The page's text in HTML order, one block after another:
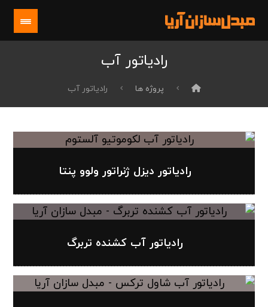
رادیاتور آب
پروژه ها رادیاتور آب
رادیاتور دیزل ژنراتور ولوو پنتا
رادیاتور آب کشنده تربرگ